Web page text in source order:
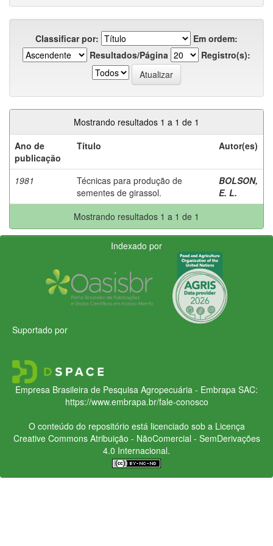
Classificar por:
Em ordem:
Resultados/Página
Registro(s):
Mostrando resultados 1 a 1 de 1
Ano de
publicação
Título Autor(es)
1981
Técnicas para produção de
sementes de girassol.
BOLSON,
E. L.
Mostrando resultados 1 a 1 de 1
Indexado por
Suportado por
Empresa Brasileira de Pesquisa Agropecuária - Embrapa SAC:
https://www.embrapa.br/fale-conosco
O conteúdo do repositório está licenciado sob a Licença
Creative CommonsAtribuição - NãoComercial - SemDerivações
4.0 Internacional.